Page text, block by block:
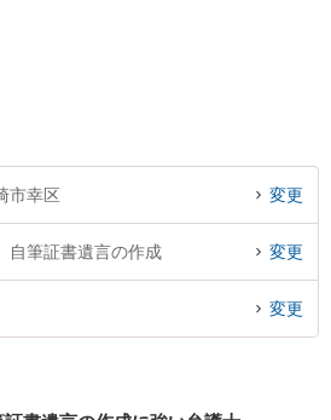
市幸区 変更
自筆証書遺言の作成 変更
変更